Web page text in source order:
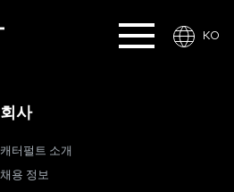
KO
회사
캐터펄트 소개
채용 정보